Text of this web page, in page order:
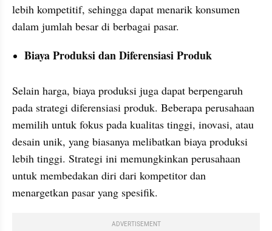
lebih kompetitif, sehingga dapat menarik konsumen
dalam jumlah besar di berbagai pasar.
Biaya Produksi dan Diferensiasi Produk
Selain harga, biaya produksi juga dapat berpengaruh
pada strategi diferensiasi produk. Beberapa perusahaan
memilih untuk fokus pada kualitas tinggi, inovasi, atau
desain unik, yang biasanya melibatkan biaya produksi
lebih tinggi. Strategi ini memungkinkan perusahaan
untuk membedakan diri dari kompetitor dan
menargetkan pasar yang spesifik.
ADVERTISEMENT